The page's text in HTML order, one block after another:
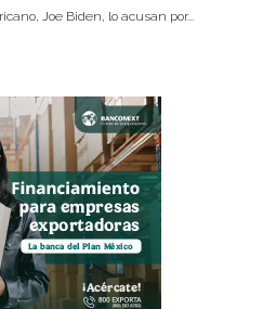
Joe Biden, lo acusan por...